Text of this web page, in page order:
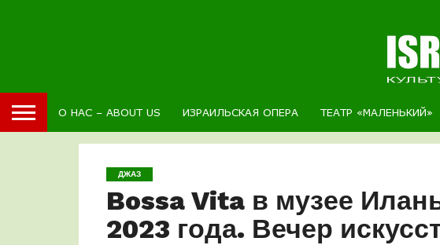
О НАС – ABOUT US ИЗРАИЛЬСКАЯ ОПЕРА ТЕАТР «МАЛЕНЬКИЙ»
ДЖАЗ
Bossa Vita в музее
2023 года. Вечер